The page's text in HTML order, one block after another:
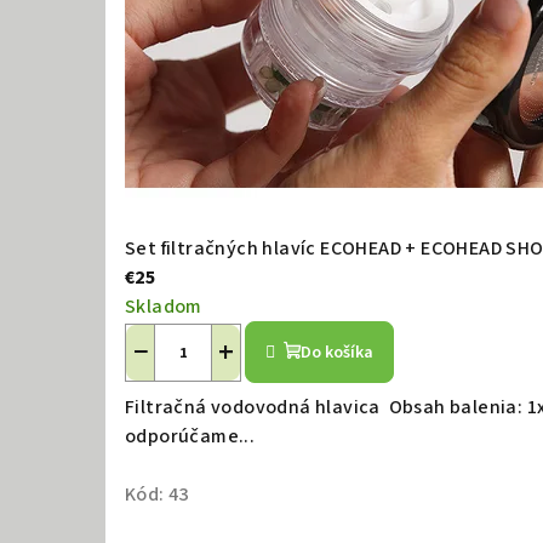
č
k
e
k
o
l
Set filtračných hlavíc ECOHEAD + ECOHEAD
€25
Skladom
+
− Do košíka
Filtračná vodovodná hlavica Obsah balenia:
odporúčame...
Kód: 43